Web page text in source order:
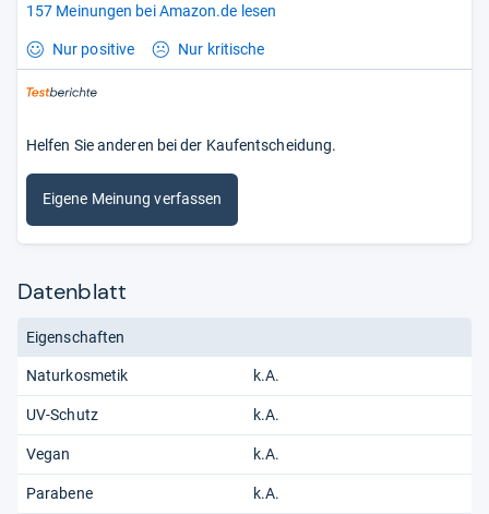
157 Meinungen bei Amazon.de lesen
Nur positive Nur kritische
Helfen Sie anderen bei der Kaufentscheidung.
Eigene Meinung verfassen
Datenblatt
Eigenschaften
Naturkosmetik k.A.
UV-Schutz k.A.
Vegan k.A.
Parabene k.A.